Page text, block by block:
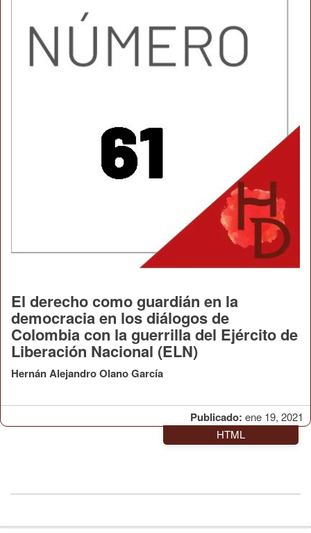
Publicado: ene 19, 2021
El derecho como guardián en la
democracia en los diálogos de
Colombia con la guerrilla del Ejército de
Liberación Nacional (ELN)
Hernán Alejandro Olano García
HTML